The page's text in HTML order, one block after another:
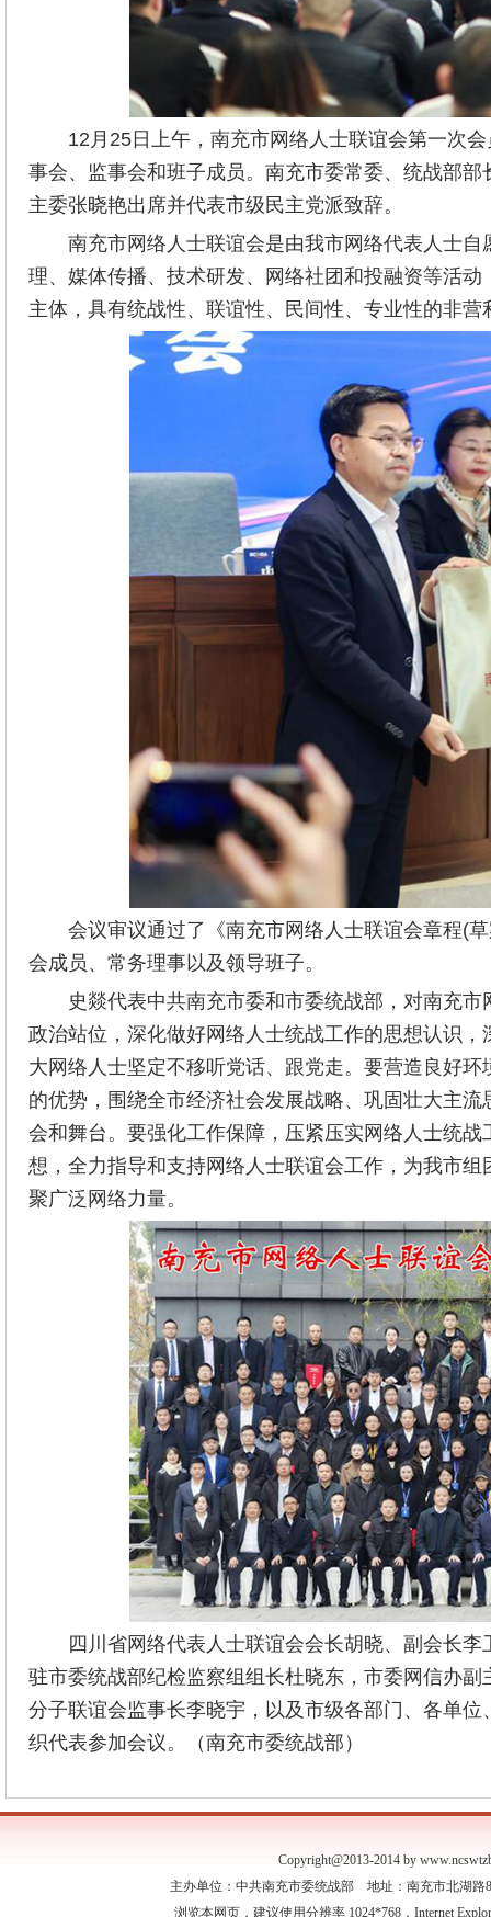
12月25日上午，南充市网络人士联谊会第一次
事会、监事会和班子成员。南充市委常委、统战部
主委张晓艳出席并代表市级民主党派致辞。
南充市网络人士联谊会是由我市网络代表人士
理、媒体传播、技术研发、网络社团和投融资等活
主体，具有统战性、联谊性、民间性、专业性的非营
会议审议通过了《南充市网络人士联谊会章程(
会成员、常务理事以及领导班子。
史燚代表中共南充市委和市委统战部，对南充
政治站位，深化做好网络人士统战工作的思想认识
大网络人士坚定不移听党话、跟党走。要营造良好
的优势，围绕全市经济社会发展战略、巩固壮大主
会和舞台。要强化工作保障，压紧压实网络人士统战
想，全力指导和支持网络人士联谊会工作，为我市
聚广泛网络力量。
四川省网络代表人士联谊会会长胡晓、副会长
驻市委统战部纪检监察组组长杜晓东，市委网信办
分子联谊会监事长李晓宇，以及市级各部门、各单
织代表参加会议。（南充市委统战部）
Copyright@2013-2014 by
主办单位：中共南充市委统战部 地址：南充市北湖
浏览本网页，建议使用分辨率 1024*768，Internet